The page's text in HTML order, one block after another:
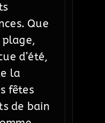
Que
d’été,
la
fêtes
de bain